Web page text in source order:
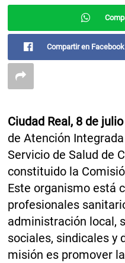
Compartir en Facebook
Ciudad Real, 8 de
de Atención
Servicio de Salud de
constituido la
Este organismo está
profesionales
administración local,
sociales, sindicales y
misión es promover